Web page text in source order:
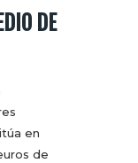
DE
en
de